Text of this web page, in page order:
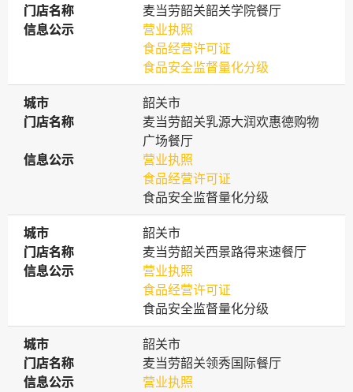
门店名称
门店名称
麦当劳韶关韶关学院餐厅
信息公示
信息公示
营业执照
食品经营许可证
食品安全监督量化分级
城市
城市
韶关市
门店名称
门店名称
麦当劳韶关乳源大润欢惠德购物
广场餐厅
信息公示
信息公示
营业执照
食品经营许可证
食品安全监督量化分级
城市
城市
韶关市
门店名称
门店名称
麦当劳韶关西景路得来速餐厅
信息公示
信息公示
营业执照
食品经营许可证
食品安全监督量化分级
城市
城市
韶关市
门店名称
门店名称
麦当劳韶关领秀国际餐厅
信息公示
信息公示
营业执照